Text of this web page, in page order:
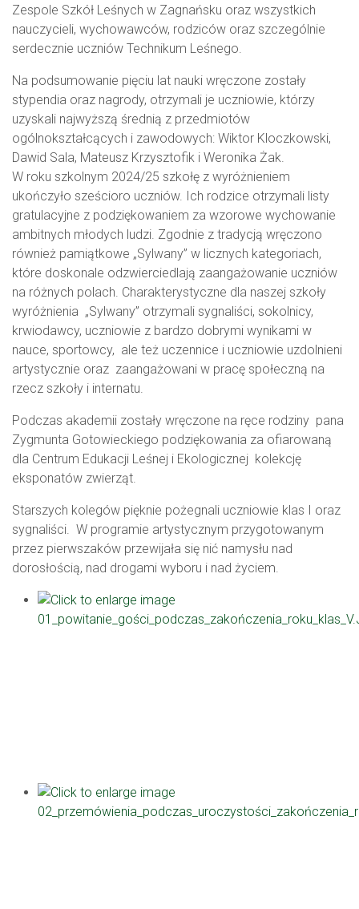
Zespole Szkół Leśnych w Zagnańsku oraz wszystkich
nauczycieli, wychowawców, rodziców oraz szczególnie
serdecznie uczniów Technikum Leśnego.
Na podsumowanie pięciu lat nauki wręczone zostały
stypendia oraz nagrody, otrzymali je uczniowie, którzy
uzyskali najwyższą średnią z przedmiotów
ogólnokształcących i zawodowych: Wiktor Kloczkowski,
Dawid Sala, Mateusz Krzysztofik i Weronika Żak.
W roku szkolnym 2024/25 szkołę z wyróżnieniem
ukończyło sześcioro uczniów. Ich rodzice otrzymali listy
gratulacyjne z podziękowaniem za wzorowe wychowanie
ambitnych młodych ludzi. Zgodnie z tradycją wręczono
również pamiątkowe „Sylwany” w licznych kategoriach,
które doskonale odzwierciedlają zaangażowanie uczniów
na różnych polach. Charakterystyczne dla naszej szkoły
wyróżnienia „Sylwany” otrzymali sygnaliści, sokolnicy,
krwiodawcy, uczniowie z bardzo dobrymi wynikami w
nauce, sportowcy, ale też uczennice i uczniowie uzdolnieni
artystycznie oraz zaangażowani w pracę społeczną na
rzecz szkoły i internatu.
Podczas akademii zostały wręczone na ręce rodziny pana
Zygmunta Gotowieckiego podziękowania za ofiarowaną
dla Centrum Edukacji Leśnej i Ekologicznej kolekcję
eksponatów zwierząt.
Starszych kolegów pięknie pożegnali uczniowie klas I oraz
sygnaliści. W programie artystycznym przygotowanym
przez pierwszaków przewijała się nić namysłu nad
dorosłością, nad drogami wyboru i nad życiem.